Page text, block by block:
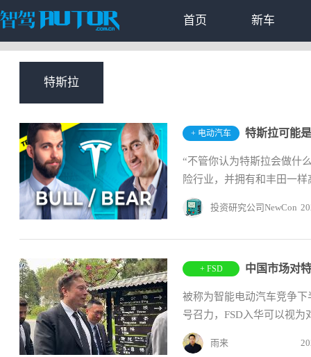
首页 新车
特斯拉
+ 电动汽车
“不管你认为特斯拉会做什
险行业，并拥有和丰田一
投资研究公司
+ FSD
被称为智能电动汽车竞争
号召力，FSD入华可以视
雨来